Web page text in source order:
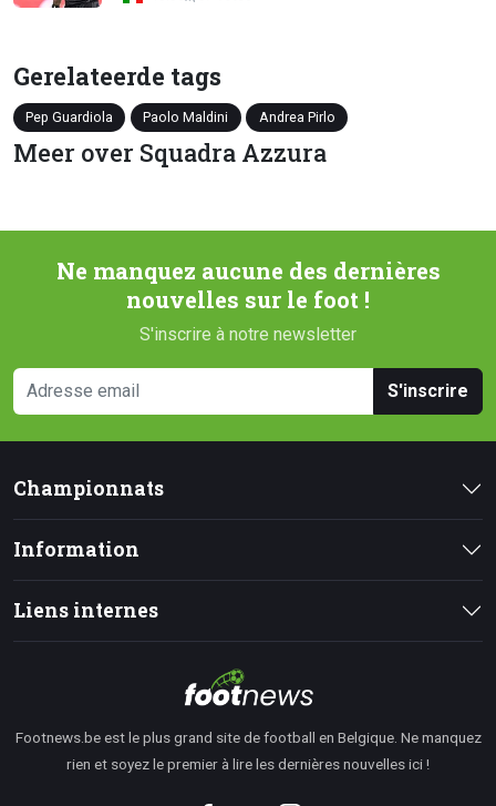
Gerelateerde tags
Pep Guardiola Paolo Maldini Andrea Pirlo
Meer over Squadra Azzura
Ne manquez aucune des dernières
nouvelles sur le foot !
S'inscrire à notre newsletter
S'inscrire
Championnats
Information
Liens internes
Footnews.be est le plus grand site de football en Belgique. Ne manquez
rien et soyez le premier à lire les dernières nouvelles ici !